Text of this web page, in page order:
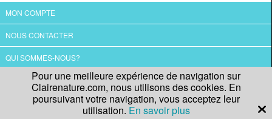
MON COMPTE
NOUS CONTACTER
QUI SOMMES-NOUS?
Pour une meilleure expérience de navigation sur
Clairenature.com, nous utilisons des cookies. En
poursuivant votre navigation, vous acceptez leur
utilisation. En savoir plus